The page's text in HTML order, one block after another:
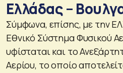
Ελλάδας –
Σύμφωνα, επίσης, με την
Εθνικό Σύστημα Φυσικού
υφίσταται και το
Αερίου, το οποίο